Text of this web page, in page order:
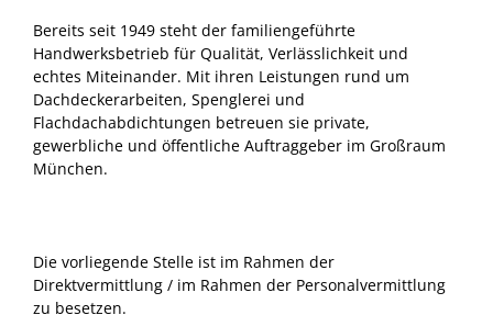
Bereits seit 1949 steht der familiengeführte
Handwerksbetrieb für Qualität, Verlässlichkeit und
echtes Miteinander. Mit ihren Leistungen rund um
Dachdeckerarbeiten, Spenglerei und
Flachdachabdichtungen betreuen sie private,
gewerbliche und öffentliche Auftraggeber im Großraum
München.
Die vorliegende Stelle ist im Rahmen der
Direktvermittlung / im Rahmen der Personalvermittlung
zu besetzen.